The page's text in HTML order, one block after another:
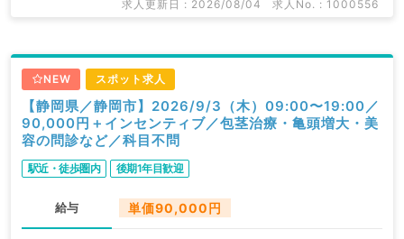
求人更新日 : 2026/08/04 求人No. : 1000556
NEW スポット求人
【静岡県／静岡市】2026/9/3（木）09:00〜19:00／
90,000円＋インセンティブ／包茎治療・亀頭増大・美
容の問診など／科目不問
駅近・徒歩圏内 後期1年目歓迎
給与 単価90,000円